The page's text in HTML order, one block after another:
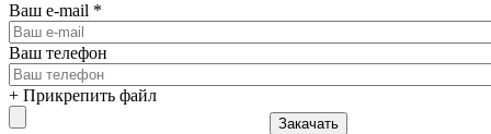
Ваш e-mail *
Ваш телефон
+ Прикрепить файл